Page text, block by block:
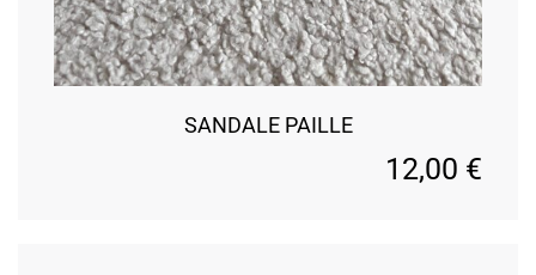
SANDALE PAILLE
12,00 €